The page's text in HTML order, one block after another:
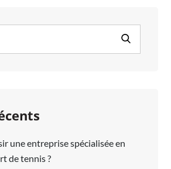
une entreprise spécialisée en
de tennis ?